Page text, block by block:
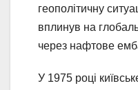
геополітичну
вплинув на
через нафтове
У 1975 році